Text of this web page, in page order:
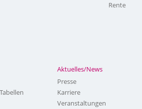
Rente
Aktuelles/News
Presse
Karriere
Veranstaltungen